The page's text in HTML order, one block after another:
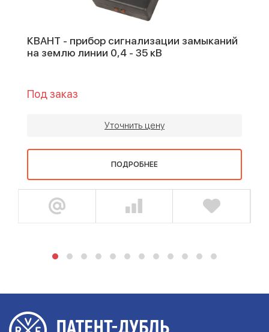
КВАНТ - прибор сигнализации замыканий
на землю линии 0,4 - 35 кВ
Под заказ
Уточнить цену
ПОДРОБНЕЕ